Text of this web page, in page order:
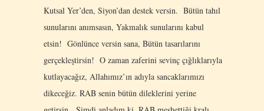
Kutsal Yer’den, Siyon’dan destek versin. Bütün tahıl
sunularını anımsasın, Yakmalık sunularını kabul
etsin! Gönlünce versin sana, Bütün tasarılarını
gerçekleştirsin! O zaman zaferini sevinç çığlıklarıyla
kutlayacağız, Allahımız’ın adıyla sancaklarımızı
dikeceğiz. RAB senin bütün dileklerini yerine